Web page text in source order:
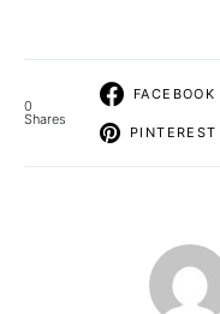
0
Shares
FACEBOOK
PINTEREST